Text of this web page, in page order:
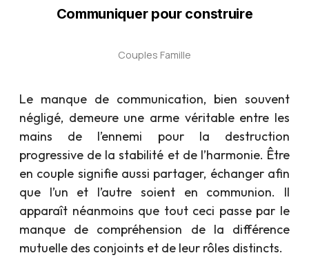
Communiquer pour construire
Couples Famille
Le manque de communication, bien souvent
négligé, demeure une arme véritable entre les
mains de l’ennemi pour la destruction
progressive de la stabilité et de l’harmonie. Être
en couple signifie aussi partager, échanger afin
que l’un et l’autre soient en communion. Il
apparaît néanmoins que tout ceci passe par le
manque de compréhension de la différence
mutuelle des conjoints et de leur rôles distincts.